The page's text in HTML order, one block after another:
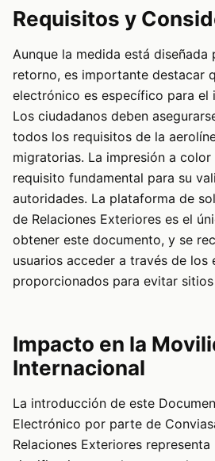
Requisitos y
Aunque la medida está diseñada
retorno, es importante destacar
electrónico es específico para el
Los ciudadanos deben
todos los requisitos de la
migratorias. La impresión a
requisito fundamental para su
autoridades. La plataforma de
de Relaciones Exteriores es el
obtener este documento, y se
usuarios acceder a través de los
proporcionados para evitar
Impacto en la
Internacional
La introducción de este
Electrónico por parte de
Relaciones Exteriores representa